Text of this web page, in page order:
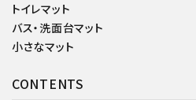
トイレマット
バス・洗面台マット
小さなマット
CONTENTS